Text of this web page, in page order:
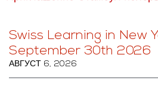
Swiss Learning in New
September 30th 2026
АВГУСТ 6, 2026